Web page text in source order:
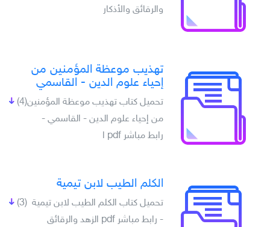
والرقائق والأذكار
تهذيب موعظة المؤمنين من
إحياء علوم الدين - القاسمي
(4)تحميل كتاب تهذيب موعظة المؤمنين
من إحياء علوم الدين - القاسمي -
رابط مباشر pdf ا
الكلم الطيب لابن تيمية
(3) تحميل كتاب الكلم الطيب لابن تيمية
- رابط مباشر pdf الزهد والرقائق